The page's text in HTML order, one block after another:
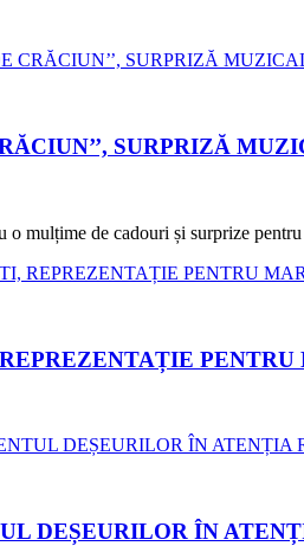
SURPRIZĂ
o mulțime de cadouri și surprize
PENTRU
DEȘEURILOR ÎN